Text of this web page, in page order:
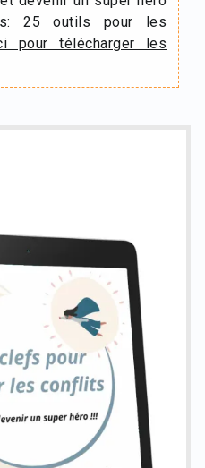
25 outils pour les
pour télécharger les